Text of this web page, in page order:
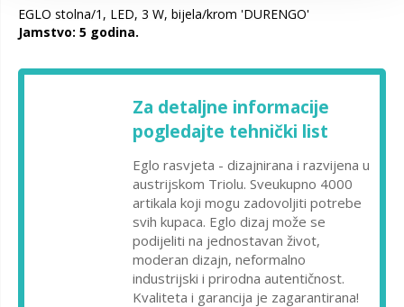
EGLO stolna/1, LED, 3 W, bijela/krom 'DURENGO'
Jamstvo: 5 godina.
Za detaljne informacije
pogledajte tehnički list
Eglo rasvjeta - dizajnirana i razvijena u
austrijskom Triolu. Sveukupno 4000
artikala koji mogu zadovoljiti potrebe
svih kupaca. Eglo dizaj može se
podijeliti na jednostavan život,
moderan dizajn, neformalno
industrijski i prirodna autentičnost.
Kvaliteta i garancija je zagarantirana!